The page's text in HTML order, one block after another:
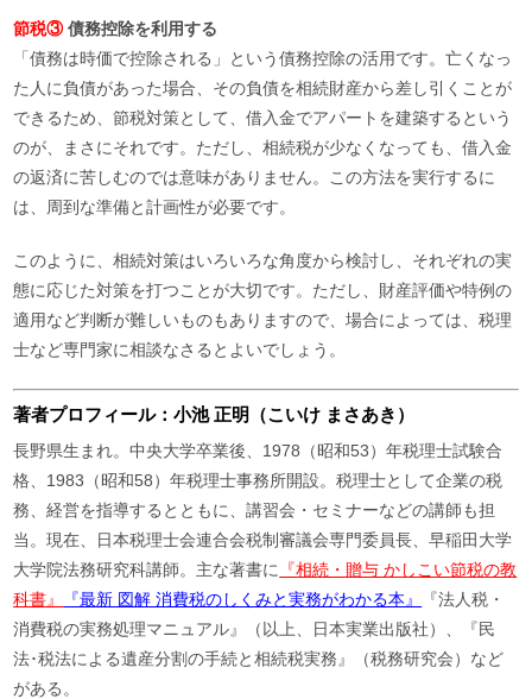
節税③債務控除を利用する
「債務は時価で控除される」という債務控除の活用です。亡くなっ
た人に負債があった場合、その負債を相続財産から差し引くことが
できるため、節税対策として、借入金でアパートを建築するという
のが、まさにそれです。ただし、相続税が少なくなっても、借入金
の返済に苦しむのでは意味がありません。この方法を実行するに
は、周到な準備と計画性が必要です。
このように、相続対策はいろいろな角度から検討し、それぞれの実
態に応じた対策を打つことが大切です。ただし、財産評価や特例の
適用など判断が難しいものもありますので、場合によっては、税理
士など専門家に相談なさるとよいでしょう。
著者プロフィール：小池 正明（こいけ まさあき）
⻑野県⽣まれ。中央⼤学卒業後、1978（昭和53）年税理⼠試験合
格、1983（昭和58）年税理⼠事務所開設。税理⼠として企業の税
務、経営を指導するとともに、講習会・セミナーなどの講師も担
当。現在、⽇本税理⼠会連合会税制審議会専⾨委員⻑、早稲⽥⼤学
⼤学院法務研究科講師。主な著書に
『相続・贈与 かしこい節税の教
科書』
『最新 図解 消費税のしくみと実務がわかる本』
『法⼈税・
消費税の実務処理マニュアル』（以上、⽇本実業出版社）、『⺠
法･税法による遺産分割の⼿続と相続税実務』（税務研究会）など
がある。